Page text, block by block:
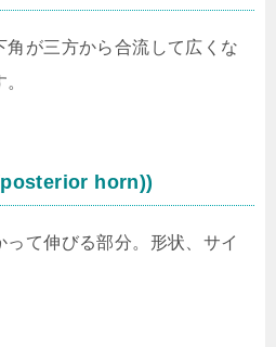
が三方から合流して広くな
horn))
て伸びる部分。形状、サイ